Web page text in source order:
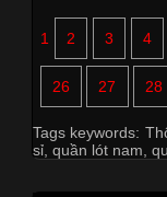
1 2 3 4
26 27 28
Tags keywords:
sỉ quần lót nam